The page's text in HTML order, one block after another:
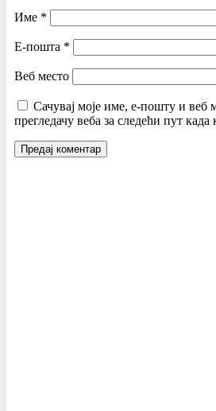
Име *
Е-пошта *
Веб место
Сачувај моје име, е-пошту и веб
прегледачу веба за следећи пут